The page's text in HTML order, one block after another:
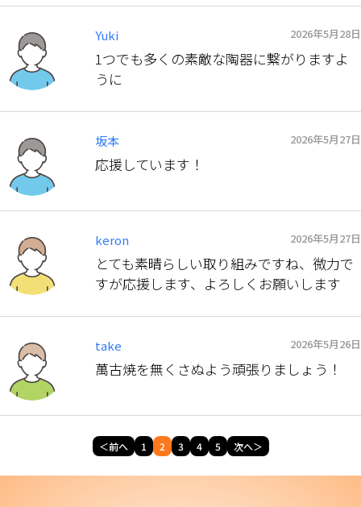
Yuki 2026年5月28日
1つでも多くの素敵な陶器に繋がりますよ
うに
坂本 2026年5月27日
応援しています！
keron 2026年5月27日
とても素晴らしい取り組みですね、微力で
すが応援します、よろしくお願いします
take 2026年5月26日
萬古焼を無くさぬよう頑張りましょう！
＜前へ 1 2 3 4 5 次へ＞